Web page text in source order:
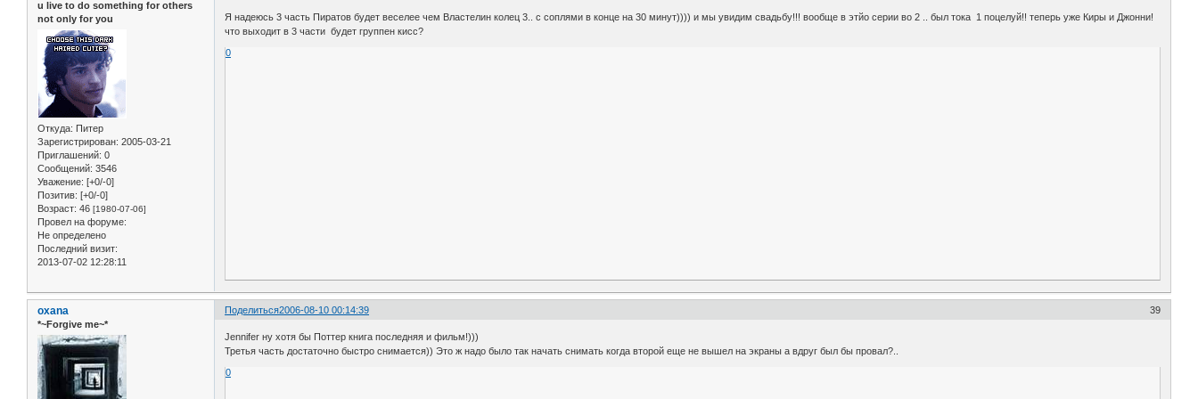
u live to do something for others
not only for you
Откуда: Питер
Зарегистрирован: 2005-03-21
Приглашений: 0
Сообщений: 3546
Уважение: [+0/-0]
Позитив: [+0/-0]
Возраст: 46 [1980-07-06]
Провел на форуме:
Не определено
Последний визит:
2013-07-02 12:28:11
Я надеюсь 3 часть Пиратов будет веселее чем Властелин колец 3.. с соплями в конце на 30 минут)))) и мы увидим свадьбу!!! вообще в этйо серии во 2 .. был тока 1 поцелуй!! теперь уже Киры и Джонни!
что выходит в 3 части будет группен кисс?
0
Поделиться 39
2006-08-10 00:14:39
oxana
*~Forgive me~*
Jennifer ну хотя бы Поттер книга последняя и фильм!)))
Третья часть достаточно быстро снимается)) Это ж надо было так начать снимать когда второй еще не вышел на экраны а вдруг был бы провал?..
0